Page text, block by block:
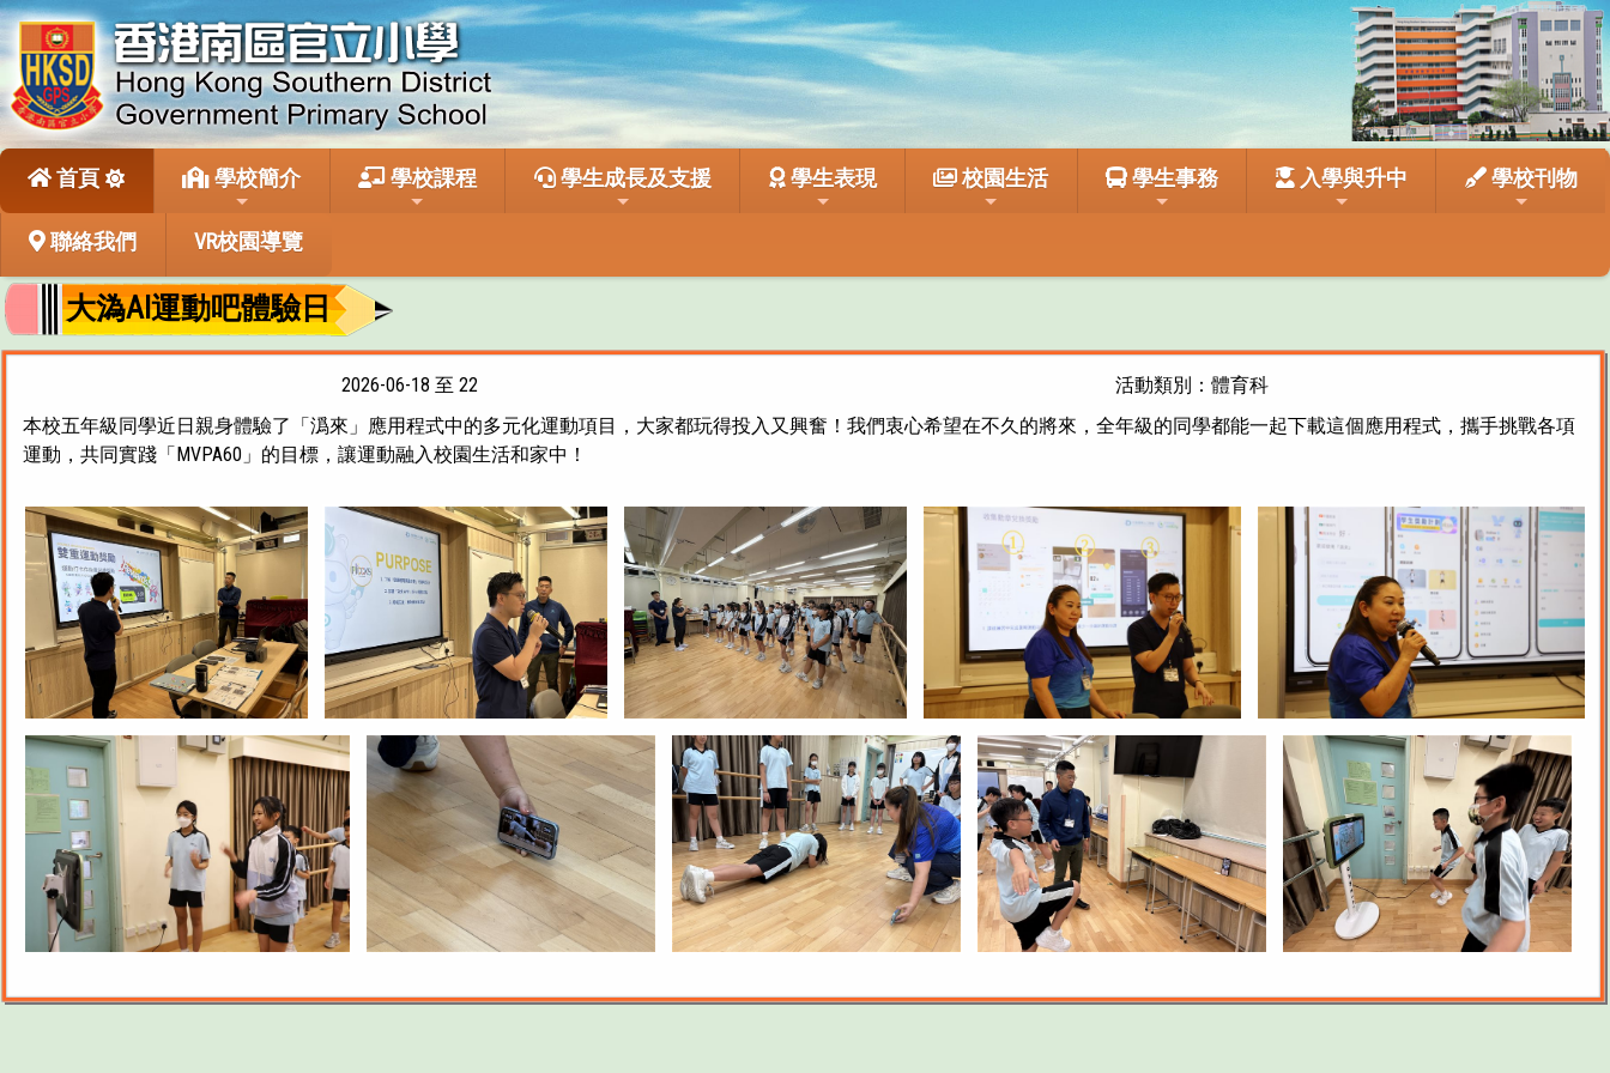
首頁 學校簡介 學校課程 學生成長及支援 學生表現 校園生活 學生事務 入學與升中 學校刊物
聯絡我們 VR校園導覽
大溈AI運動吧體驗日
2026-06-18 至 22
活動類別：體育科
本校五年級同學近日親身體驗了「潙來」應用程式中的多元化運動項目，大家都玩得投入又興奮！我們衷心希望在不久的將來，全年級的同學都能一起下載這個應用程式，攜手挑戰各項
運動，共同實踐「MVPA60」的目標，讓運動融入校園生活和家中！